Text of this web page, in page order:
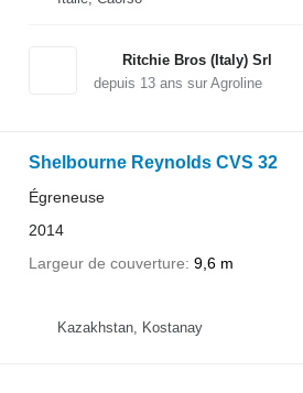
Ritchie Bros (Italy) Srl
depuis 13ans sur Agroline
Shelbourne Reynolds CVS 32
Égreneuse
2014
Largeur de couverture 9,6 m
Kazakhstan, Kostanay